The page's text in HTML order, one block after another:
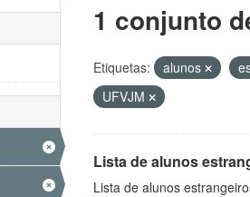
1 conjunto
Etiquetas: alunos
UFVJM
Lista de alunos
Lista de alunos